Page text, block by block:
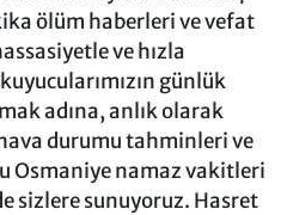
ölüm haberleri ve vefat
ve hızla
günlük
adına, anlık olarak
durumu tahminleri ve
Osmaniye namaz vakitleri
sizlere sunuyoruz. Hasret